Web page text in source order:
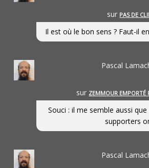
sur PAS DE
Il est où le bon sens ? Faut-il
Pascal
sur ZEMMOUR EMPORTÉ
Souci : il me semble aussi
supporters
Pascal